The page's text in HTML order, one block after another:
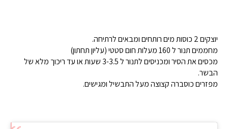
יוצקים 2 כוסות מים רותחים ומבאים לרתיחה.
מחממים תנור ל 160 מעלות חום סטטי (עליון תחתון)
מכסים את הסיר ומכניסים לתנור ל 3-3.5 שעות או עד ריכוך מלא של
הבשר.
מפזרים כוסברה קצוצה מעל התבשיל ומגישים.